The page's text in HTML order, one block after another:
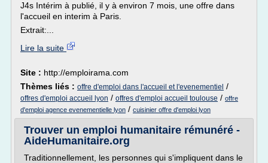
J4s Intérim à publié, il y à environ 7 mois, une offre dans
l'accueil en interim à Paris.
Extrait:...
Lire la suite
Site : http://emploirama.com
Thèmes liés : offre d'emploi dans l'accueil et l'evenementiel /
offres d'emploi accueil lyon / offres d'emploi accueil toulouse / offre
d'emploi agence evenementielle lyon / cuisinier offre d'emploi lyon
Trouver un emploi humanitaire rémunéré -
AideHumanitaire.org
Traditionnellement, les personnes qui s'impliquent dans le